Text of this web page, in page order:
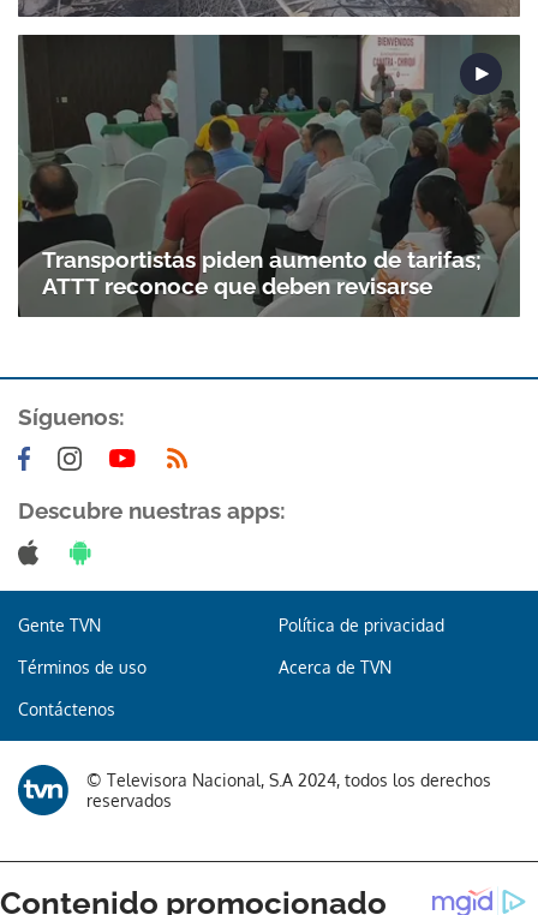
Gracias por suscribirte a nuestro boletín.
ACEPTAR
Transportistas piden aumento de tarifas;
ATTT reconoce que deben revisarse
Síguenos:
Descubre nuestras apps:
Gente TVN Política de privacidad
Términos de uso Acerca de TVN
Contáctenos
© Televisora Nacional, S.A 2024, todos los derechos
reservados